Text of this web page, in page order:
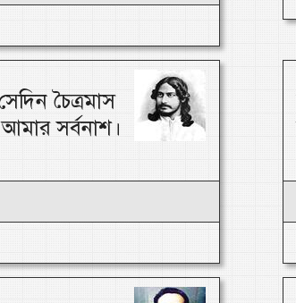
চৈত্রমাস
সর্বনাশ।